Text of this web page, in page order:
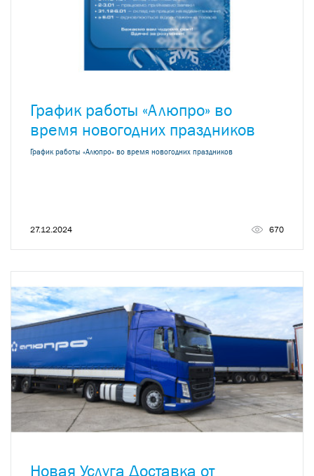
График работы «Алюпро» во
время новогодних праздников
График работы «Алюпро» во время новогодних праздников
27.12.2024 670
Новая Услуга Доставка от